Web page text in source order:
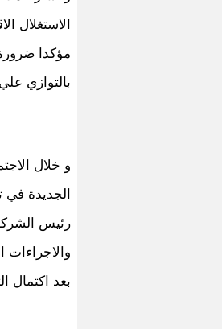
الاستغلال
مؤكدا ضرورة
بالتوازي
و خلال
الجديدة في
رئيس
والاجراءات
بعد اكتمال